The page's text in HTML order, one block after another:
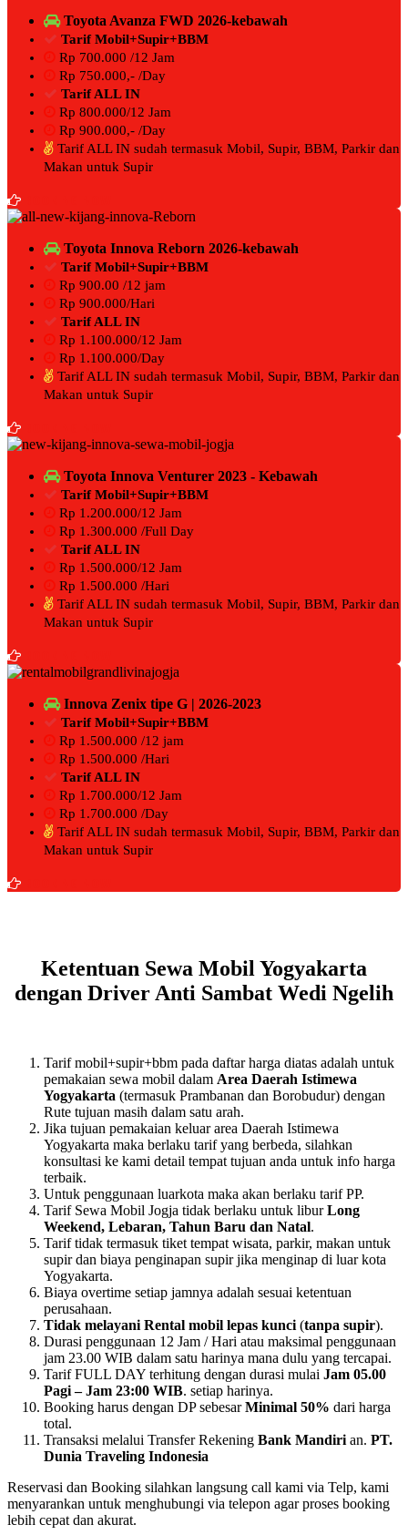
Toyota Avanza FWD 2026-kebawah
Tarif Mobil+Supir+BBM
Rp 700.000 /12 Jam
Rp 750.000,- /Day
Tarif ALL IN
Rp 800.000/12 Jam
Rp 900.000,- /Day
Tarif ALL IN sudah termasuk Mobil, Supir, BBM, Parkir dan
Makan untuk Supir
Toyota Innova Reborn 2026-kebawah
Tarif Mobil+Supir+BBM
Rp 900.00 /12 jam
Rp 900.000/Hari
Tarif ALL IN
Rp 1.100.000/12 Jam
Rp 1.100.000/Day
Tarif ALL IN sudah termasuk Mobil, Supir, BBM, Parkir dan
Makan untuk Supir
Toyota Innova Venturer 2023 - Kebawah
Tarif Mobil+Supir+BBM
Rp 1.200.000/12 Jam
Rp 1.300.000 /Full Day
Tarif ALL IN
Rp 1.500.000/12 Jam
Rp 1.500.000 /Hari
Tarif ALL IN sudah termasuk Mobil, Supir, BBM, Parkir dan
Makan untuk Supir
Innova Zenix tipe G | 2026-2023
Tarif Mobil+Supir+BBM
Rp 1.500.000 /12 jam
Rp 1.500.000 /Hari
Tarif ALL IN
Rp 1.700.000/12 Jam
Rp 1.700.000 /Day
Tarif ALL IN sudah termasuk Mobil, Supir, BBM, Parkir dan
Makan untuk Supir
Ketentuan Sewa Mobil Yogyakarta
dengan Driver Anti Sambat Wedi Ngelih
Tarif mobil+supir+bbm pada daftar harga diatas adalah untuk
pemakaian sewa mobil dalam Area Daerah Istimewa
Yogyakarta (termasuk Prambanan dan Borobudur) dengan
Rute tujuan masih dalam satu arah.
Jika tujuan pemakaian keluar area Daerah Istimewa
Yogyakarta maka berlaku tarif yang berbeda, silahkan
konsultasi ke kami detail tempat tujuan anda untuk info harga
terbaik.
Untuk penggunaan luarkota maka akan berlaku tarif PP.
Tarif Sewa Mobil Jogja tidak berlaku untuk liburLong
Weekend, Lebaran, Tahun Baru dan Natal.
Tarif tidak termasuk tiket tempat wisata, parkir, makan untuk
supir dan biaya penginapan supir jika menginap di luar kota
Yogyakarta.
Biaya overtime setiap jamnya adalah sesuai ketentuan
perusahaan.
Tidak melayani Rental mobil lepas kunci (tanpa supir).
Durasi penggunaan 12 Jam / Hari atau maksimal penggunaan
jam 23.00 WIB dalam satu harinya mana dulu yang tercapai.
Tarif FULL DAY terhitung dengan durasi mulai Jam 05.00
Pagi – Jam 23:00 WIB. setiap harinya.
Booking harus dengan DP sebesarMinimal 50% dari harga
total.
Transaksi melalui Transfer Rekening Bank Mandiri an. PT.
Dunia Traveling Indonesia
Reservasi dan Booking silahkan langsung call kami via Telp, kami
menyarankan untuk menghubungi via telepon agar proses booking
lebih cepat dan akurat.